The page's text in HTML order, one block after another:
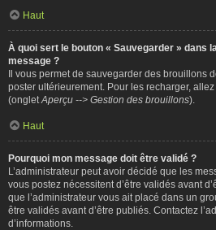
Haut
À quoi sert le bouton « Sauvegarder » dans
message ?
Il vous permet de sauvegarder des brouillons
poster ultérieurement. Pour les recharger,
(onglet Aperçu --> Gestion des brouillons).
Haut
Pourquoi mon message doit être validé ?
L’administrateur peut avoir décidé que les
vous postez nécessitent d’être validés avant
que l’administrateur vous ait placé dans un
être validés avant d’être publiés. Contactez
d’informations.